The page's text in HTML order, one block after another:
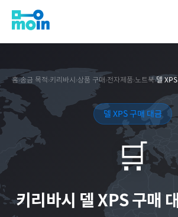
홈›송금 목적›키리바시 ›상품 구매 ›전자제품›노트북›델 XPS
델 XPS 구매 대금
🛒
키리바시 델 XPS 구매